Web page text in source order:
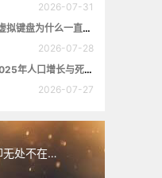
2026-07-31
华为手机虚拟键盘为什么一直跳出来
2026-07-28
2001至2025年人口增长与死亡数量概览
2026-07-27
无处不在…